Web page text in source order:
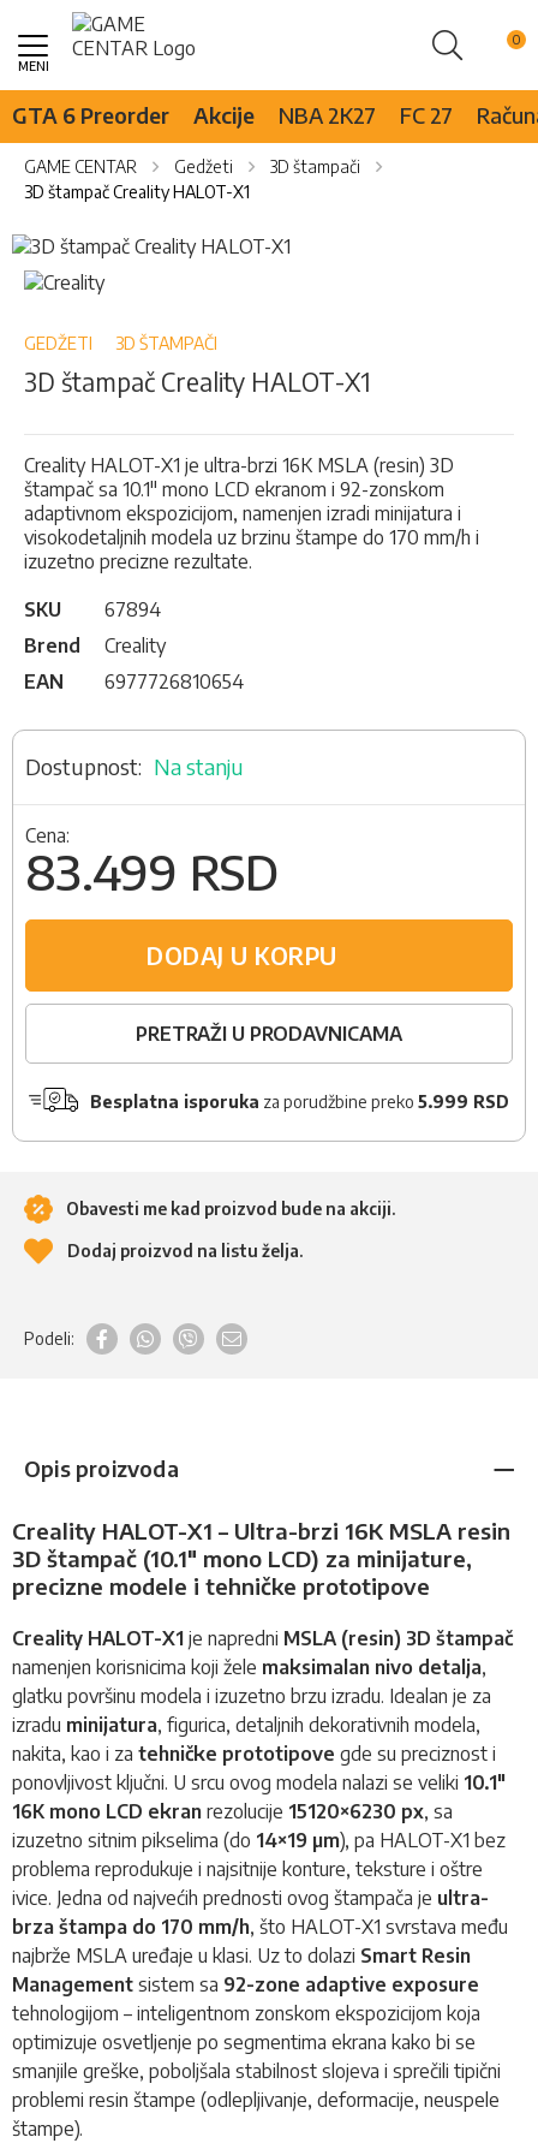
Pretraži
Skip
Content
GTA 6 Preorder Akcije NBA 2K27 FC 27
GAME CENTAR Gedžeti
3D štampači
3D štampač Creality HALOT-X1
Skip
to
the
of
images
Skip
to
beginning
the
gallery
GEDŽETI 3D ŠTAMPAČI
3D štampač Creality HALOT-X1
Creality HALOT-X1 je ultra-brzi 16K MSLA (resin) 3D
štampač sa 10.1" mono LCD ekranom i 92-zonskom
adaptivnom ekspozicijom, namenjen izradi minijatura i
visokodetaljnih modela uz brzinu štampe do 170 mm/h i
izuzetno precizne rezultate.
SKU
67894
Brend
Creality
EAN
6977726810654
Na stanju
Cena:
83.499 RSD
DODAJ U KORPU
PRETRAŽI U PRODAVNICAMA
Besplatna isporuka za porudžbine preko 5.999 RSD
Obavesti me kad proizvod bude na akciji.
Dodaj proizvod na listu želja.
Podeli:
Opis proizvoda
Creality HALOT-X1 – Ultra-brzi 16K MSLA resin
3D štampač (10.1" mono LCD) za minijature,
precizne modele i tehničke prototipove
Creality HALOT-X1 je napredni MSLA (resin) 3D štampač
namenjen korisnicima koji žele maksimalan nivo detalja,
glatku površinu modela i izuzetno brzu izradu. Idealan je za
izradu minijatura, figurica, detaljnih dekorativnih modela,
nakita, kao i za tehničke prototipove gde su preciznost i
ponovljivost ključni. U srcu ovog modela nalazi se veliki 10.1"
16K mono LCD ekran rezolucije 15120×6230 px, sa
izuzetno sitnim pikselima (do 14×19 µm), pa HALOT-X1 bez
problema reprodukuje i najsitnije konture, teksture i oštre
ivice. Jedna od najvećih prednosti ovog štampača je ultra-
brza štampa do 170 mm/h, što HALOT-X1 svrstava među
najbrže MSLA uređaje u klasi. Uz to dolazi Smart Resin
Management sistem sa 92-zone adaptive exposure
tehnologijom – inteligentnom zonskom ekspozicijom koja
optimizuje osvetljenje po segmentima ekrana kako bi se
smanjile greške, poboljšala stabilnost slojeva i sprečili tipični
problemi resin štampe (odlepljivanje, deformacije, neuspele
štampe).